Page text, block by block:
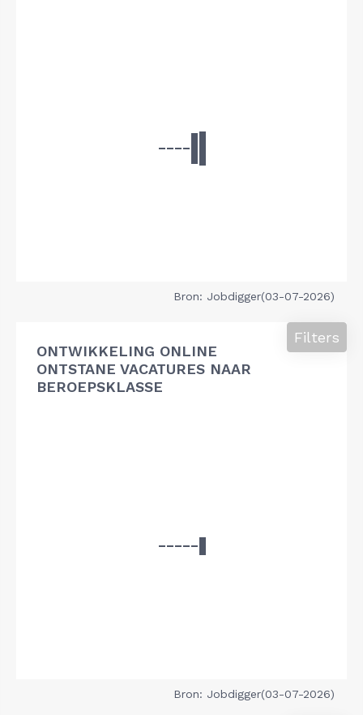
Bron: Jobdigger(03-07-2026)
ONTWIKKELING ONLINE
ONTSTANE VACATURES NAAR
BEROEPSKLASSE
Filters
Bron: Jobdigger(03-07-2026)